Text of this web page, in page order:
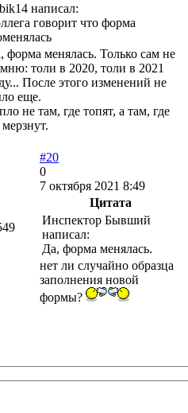
написал:
говорит что форма
форма менялась. Только сам не
толи в 2020, толи в 2021
После этого изменений не
еще.
не там, где топят, а там, где
#20
0
7 октября 2021 8:49
Цитата
Инспектор Бывший
написал:
Да, форма менялась.
нет ли случайно образца
заполнения новой
формы?